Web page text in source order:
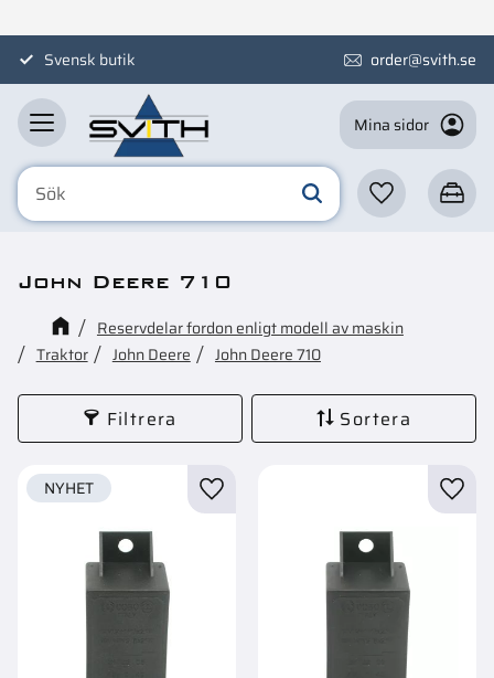
MenySvensk butik order@svith.se
Mina sidor
Favoriter
John Deere 710
Reservdelar fordon enligt modell av maskin
Traktor
John Deere John Deere 710
Filtrera Sortera
NYHET Lägg till i favoriter